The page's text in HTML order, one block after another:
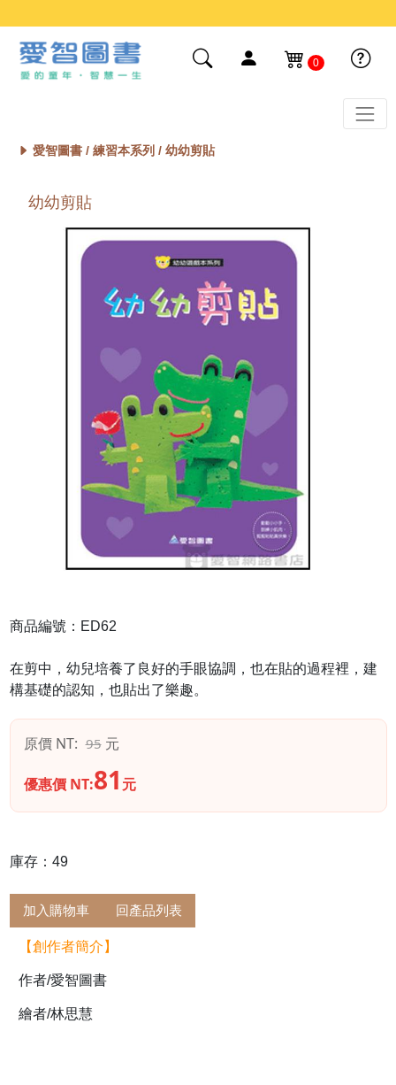
0
愛智圖書 / 練習本系列/ 幼幼剪貼
幼幼剪貼
商品編號：ED62
在剪中，幼兒培養了良好的手眼協調，也在貼的過程裡，建
構基礎的認知，也貼出了樂趣。
原價 NT: 95元
優惠價 NT:81 元
庫存：49
加入購物車 回產品列表
【創作者簡介】
作者/愛智圖書
繪者/林思慧